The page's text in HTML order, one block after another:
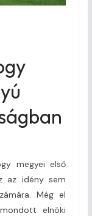
megyei első
az idény sem
Még el
elnöki